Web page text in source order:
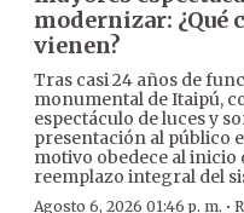
modernizar: ¿Qué
vienen?
Tras casi 24 años de
monumental de Itaipú,
espectáculo de luces y
presentación al público
motivo obedece al inicio
reemplazo integral del
Agosto 6, 2026 01:46 p. m.